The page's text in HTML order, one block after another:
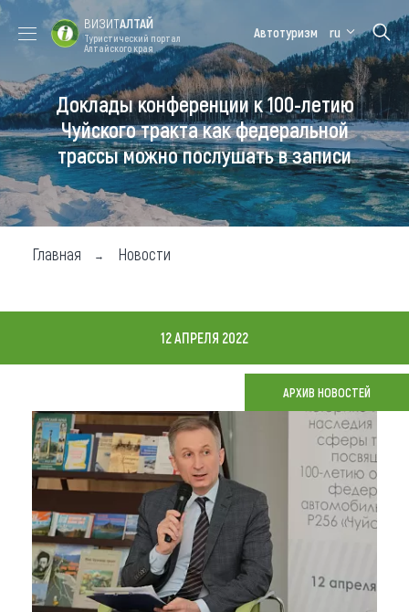
Форум VISIT
ALTAI
Цветение
маральника
Медицинский
форум
Алтайская
зимовка
Туры
Где побывать
Чем заняться
Карта
Что привезти (сувениры)
О регионе
Коллекция впечатлений
Другие рубрики
ВИЗИТАЛТАЙ
Туристический портал
Алтайского края
Автотуризм ru
Доклады конференции к 100-летию
Чуйского тракта как федеральной
трассы можно послушать в записи
Главная Новости
12 АПРЕЛЯ 2022
АРХИВ НОВОСТЕЙ